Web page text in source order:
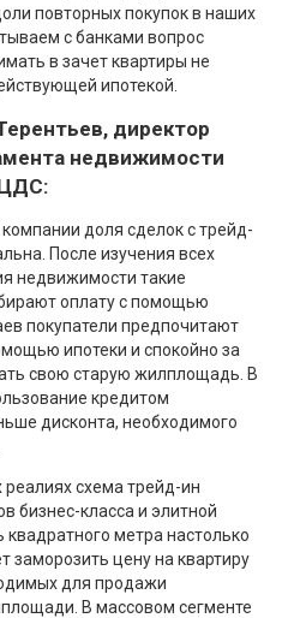
повторных покупок в наших
с банками вопрос
в зачет квартиры не
ипотекой.
директор
недвижимости
доля сделок с трейд-
После изучения всех
недвижимости такие
оплату с помощью
покупатели предпочитают
ипотеки и спокойно за
свою старую жилплощадь. В
кредитом
дисконта, необходимого
схема трейд-ин
бизнес-класса и элитной
метра настолько
заморозить цену на квартиру
для продажи
В массовом сегменте